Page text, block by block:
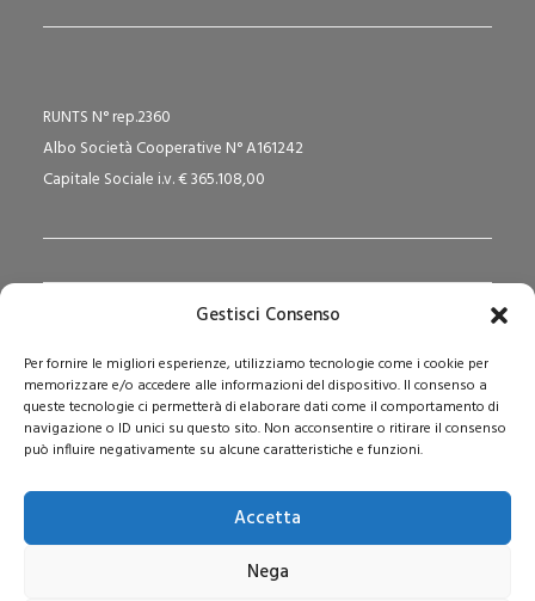
Gestisci Consenso
Per fornire le migliori esperienze, utilizziamo tecnologie come i cookie per
memorizzare e/o accedere alle informazioni del dispositivo. Il consenso a
queste tecnologie ci permetterà di elaborare dati come il comportamento di
navigazione o ID unici su questo sito. Non acconsentire o ritirare il consenso
può influire negativamente su alcune caratteristiche e funzioni.
Accetta
Nega
RUNTS N° rep.2360
Albo Società Cooperative N° A161242
Capitale Sociale i.v. € 365.108,00
Via San Domenico Savio, 6 – 20017 Rho (MI)
Reg. Tribunale: n. 187 del 29/03/97 | ISSN: 1593-2259
Web:www.pedagogia.it